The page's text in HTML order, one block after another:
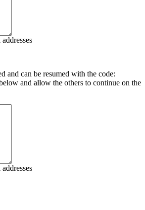
and can be resumed with the code:
and allow the others to continue on the